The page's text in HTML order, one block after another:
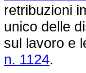
retribuzioni
unico delle
sul lavoro e
n. 1124.